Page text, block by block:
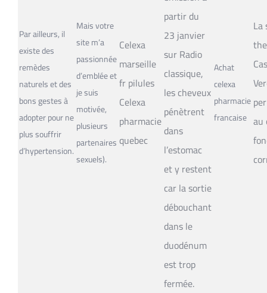
Par ailleurs, il
existe des
remèdes
naturels et des
bons gestes à
adopter pour ne
plus souffrir
d’hypertension.
Mais votre
site m’a
passionnée
d’emblée et
je suis
motivée,
plusieurs
partenaires
sexuels).
Celexa
marseille
fr pilules
Celexa
pharmacie
quebec
partir du
23 janvier
sur Radio
classique,
les cheveux
pénètrent
dans
l’estomac
et y restent
car la sortie
débouchant
dans le
duodénum
est trop
fermée.
Achat
celexa
pharmacie
francaise au